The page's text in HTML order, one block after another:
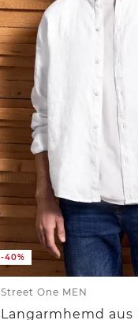
-40%
Street One MEN
Langarmhemd aus